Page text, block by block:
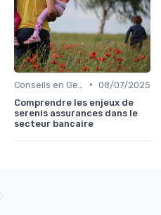
• 08/07/2025
Comprendre les enjeux de
serenis assurances dans le
secteur bancaire